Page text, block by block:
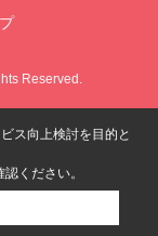
Reserved.
ス向上検討を目的と
認ください。